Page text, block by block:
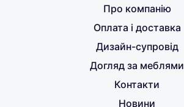
Про компанію
Оплата і доставка
Дизайн-супровід
Догляд за меблями
Контакти
Новини